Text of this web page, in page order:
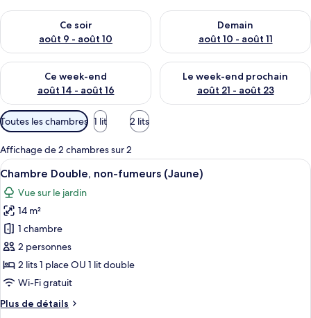
Ce soir
août 9 - août 10
Vérifier la disponibilité pour ce soir août 9 - août 10
Demain
août 10 - août 11
Vérifier la disponibilité pour
Ce week-end
août 14 - août 16
Vérifier la disponibilité pour ce week-end août 14 - août 16
Le week-end prochain
août 21 - août 23
Vérifier la disponibilité pour
Filtres
disponibles
pour
les
chambres
Toutes les chambres 1 lit 2 lits
Affichage de 2 chambres sur 2
Afficher
toutes
les
photos
pour
ce
type
de
chambre :
Chambre
Chambre Double, non-fumeurs
2
Chambre Double, non-fumeurs (Jaune)
Vue sur le jardin
14 m²
1 chambre
2 personnes
2 lits 1 place OU 1 lit double
Wi-Fi gratuit
Plus de détails
Plus